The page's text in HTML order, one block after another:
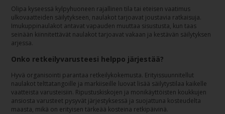
Olipa kyseessä kylpyhuoneen rajallinen tila tai eteisen vaatimus
ulkovaatteiden säilytykseen, naulakot tarjoavat joustavia ratkaisuja.
Imukuppinaulakot antavat vapauden muuttaa sisustusta, kun taas
seinään kiinnitettävät naulakot tarjoavat vakaan ja kestävän säilytyksen
arjessa.
Onko retkeilyvarusteesi helppo järjestää?
Hyvä organisointi parantaa retkeilykokemusta. Erityissuunnitellut
naulakot telttatangoille ja markiiseille luovat lisää säilytystilaa kaikelle
vaatteista varusteisiin. Ripustuskiskojen ja monikäyttöisten koukkujen
ansiosta varusteet pysyvät järjestyksessä ja suojattuna kosteudelta
maasta, mikä on erityisen tärkeää kosteina retkipäivinä.